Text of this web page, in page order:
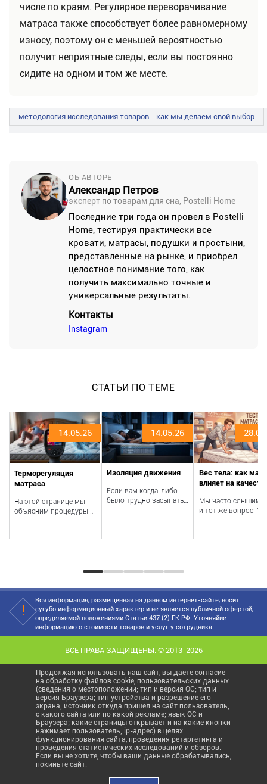
числе по краям. Регулярное переворачивание
матраса также способствует более равномерному
износу, поэтому он с меньшей вероятностью
получит неприятные следы, если вы постоянно
сидите на одном и том же месте.
методология исследования товаров - как мы делаем свой выбор
ОБ АВТОРЕ
Александр Петров
эксперт по товарам для сна, Postelli Home
Последние три года он провел в Postelli
Home, тестируя практически все
кровати, матрасы, подушки и простыни,
представленные на рынке, и приобрел
целостное понимание того, как
получить максимально точные и
универсальные результаты.
Контакты
Instagram
СТАТЬИ ПО ТЕМЕ
14.05.26
Терморегуляция
матраса
На этой странице мы
объясним процедуры и
анализа способнос...
14.05.26
Изоляция движения
Если вам когда-либо
было трудно засыпать
Вес тела: как
влияет на
матраса
Мы часто слышим
и тот же вопрос:
что мы...
Вся информация, размещенная на данном интернет-сайте, носит
сугубо информационный характер и не является публичной офертой,
определяемой положениями Статьи 437 (2) ГК РФ. Уточняйие
информацию о стоимости товаров и услуг у сотрудника.
ВСЕ ПРАВА ЗАЩИЩЕНЫ. © 2013-2026
Продолжая использовать наш сайт, вы даете согласие
на обработку файлов cookie, пользовательских данных
(сведения о местоположении; тип и версия ОС; тип и
версия Браузера; тип устройства и разрешение его
экрана; источник откуда пришел на сайт пользователь;
с какого сайта или по какой рекламе; язык ОС и
Браузера; какие страницы открывает и на какие кнопки
нажимает пользователь; ip-адрес) в целях
функционирования сайта, проведения ретаргетинга и
проведения статистических исследований и обзоров.
Если вы не хотите, чтобы ваши данные обрабатывались,
покиньте сайт.